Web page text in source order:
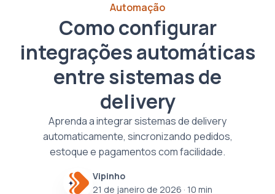
Automação
Como configurar
integrações automáticas
entre sistemas de
delivery
Aprenda a integrar sistemas de delivery
automaticamente, sincronizando pedidos,
estoque e pagamentos com facilidade.
Vipinho
21 de janeiro de 2026 · 10 min